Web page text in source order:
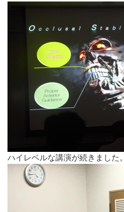
ハイレベルな講演が続きました。